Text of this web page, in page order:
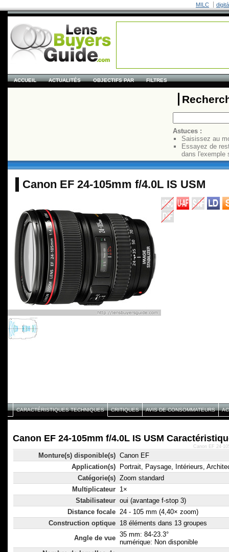
MILC
ACCUEIL ACTUALITÉS OBJECTIFS PAR FILTRES
Astuces :
Saisissez au
Essayez de
dans
Canon EF 24-105mm f/4.0L IS USM
CARACTÉRISTIQUES TECHNIQUES CRITIQUES AVIS DE CONSOMMATEURS
Canon EF 24-105mm f/4.0L IS USM
Monture(s) disponible(s) Canon EF
Application(s)
Portrait, Paysage, Intérieurs,
Catégorie(s) Zoom standard
Multiplicateur 1×
Stabilisateur oui (avantage f-stop 3)
Distance focale 24 - 105 mm (4,40× zoom)
Construction optique 18 éléments dans 13 groupes
Angle de vue 35 mm: 84-23.3°
numérique: Non disponible
Canon EF 24-